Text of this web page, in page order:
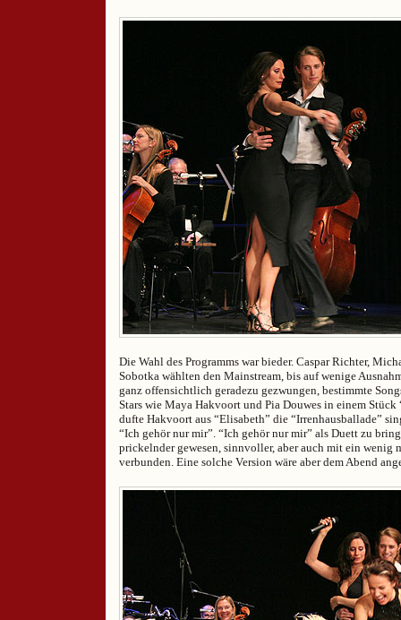
Die Wahl des Programms war bieder. Caspar Richter,
Sobotka wählten den Mainstream, bis auf wenige
ganz offensichtlich geradezu gezwungen, bestimmte
Stars wie Maya Hakvoort und Pia Douwes in einem Stück
dufte Hakvoort aus “Elisabeth” die “Irrenhausballade”
“Ich gehör nur mir”. “Ich gehör nur mir” als Duett zu
prickelnder gewesen, sinnvoller, aber auch mit ein wenig
verbunden. Eine solche Version wäre aber dem Abend